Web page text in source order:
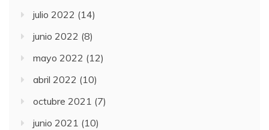
julio 2022 (14)
junio 2022 (8)
mayo 2022 (12)
abril 2022 (10)
octubre 2021 (7)
junio 2021 (10)